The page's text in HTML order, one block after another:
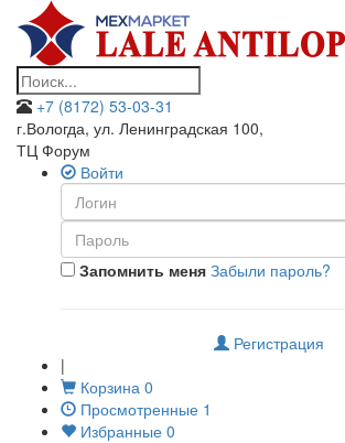
+7 (8172) 53-03-31
г.Вологда, ул. Ленинградская 100,
ТЦ Форум
Войти
Запомнить меня Забыли пароль?
Регистрация
|
Корзина 0
Просмотренные 1
Избранные 0